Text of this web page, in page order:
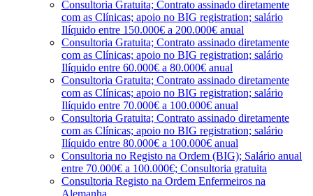
Consultoria Gratuita; Contrato assinado diretamente
com as Clínicas; apoio no BIG registration; salário
Ilíquido entre 150.000€ a 200.000€ anual
Consultoria Gratuita; Contrato assinado diretamente
com as Clínicas; apoio no BIG registration; salário
Ilíquido entre 60.000€ a 80.000€ anual
Consultoria Gratuita; Contrato assinado diretamente
com as Clínicas; apoio no BIG registration; salário
Ilíquido entre 70.000€ a 100.000€ anual
Consultoria Gratuita; Contrato assinado diretamente
com as Clínicas; apoio no BIG registration; salário
Ilíquido entre 80.000€ a 100.000€ anual
Consultoria no Registo na Ordem (BIG); Salário anual
entre 70.000€ a 100.000€; Consultoria gratuita
Consultoria Registo na Ordem Enfermeiros na
Alemanha